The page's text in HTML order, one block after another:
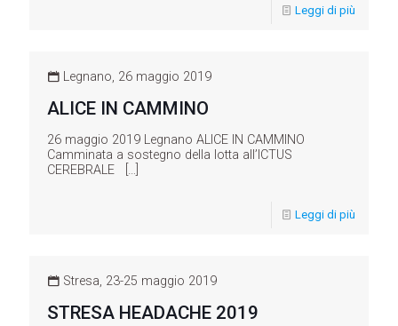
Leggi di più
Legnano, 26 maggio 2019
ALICE IN CAMMINO
26 maggio 2019 Legnano ALICE IN CAMMINO
Camminata a sostegno della lotta all’ICTUS
CEREBRALE
[…]
Leggi di più
Stresa, 23-25 maggio 2019
STRESA HEADACHE 2019